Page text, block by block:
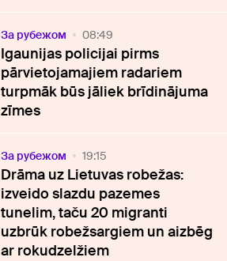
За рубежом 08:49
Igaunijas policijai pirms
pārvietojamajiem radariem
turpmāk būs jāliek brīdinājuma
zīmes
За рубежом 19:15
Drāma uz Lietuvas robežas:
izveido slazdu pazemes
tunelim, taču 20 migranti
uzbrūk robežsargiem un aizbēg
ar rokudzelžiem